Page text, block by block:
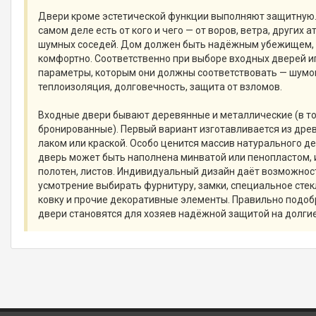
Двери кроме эстетической функции выполняют
самом деле есть от кого и чего — от воров, ветра, других
шумных соседей. Дом должен быть надёжным убежищем,
комфортно. Соответственно при выборе входных дверей
параметры, которым они должны соответствовать —
теплоизоляция, долговечность, защита от взломов.
Входные двери бывают деревянные и металлические (в
бронированные). Первый вариант изготавливается из
лаком или краской. Особо ценится массив натурального
дверь может быть наполнена минватой или пенопластом,
полотен, листов. Индивидуальный дизайн даёт
усмотрение выбирать фурнитуру, замки, специальное
ковку и прочие декоративные элементы. Правильно
двери становятся для хозяев надёжной защитой на